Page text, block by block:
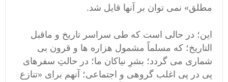
مطلق» نمی توان بر آنها قایل شد.
این؛ در حالی است که طی سراسر تاریخ و ماقبل
التاریخ؛ که مسلماً مشمول هزاره ها و قرون بی
شماری می گردد؛ بشرِ نیاکان ما؛ در حالتِ سفرهای
پی در پی اغلب گروهی و اجتماعی؛ آنهم برای «تنازع